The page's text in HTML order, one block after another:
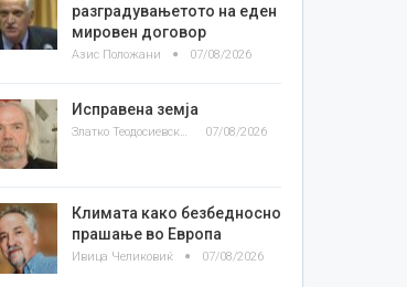
разградувањетото на еден
мировен договор
Азис Положани 07/08/2026
Исправена земја
Златко Теодосиевски 07/08/2026
Климата како безбедносно
прашање во Европа
Ивица Челиковиќ 07/08/2026